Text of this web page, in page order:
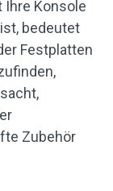
Ihre Konsole
bedeutet
Festplatten
Zubehör